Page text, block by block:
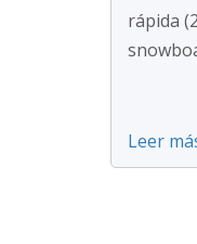
rápida
Leer